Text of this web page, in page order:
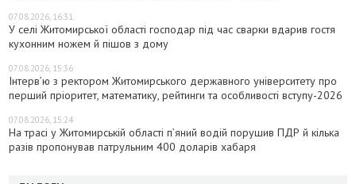
07.08.2026, 16:31
У селі Житомирської області господар під час сварки вдарив гостя
кухонним ножем й пішов з дому
07.08.2026, 15:36
Інтерв’ю з ректором Житомирського державного університету про
перший пріоритет, математику, рейтинги та особливості вступу-2026
07.08.2026, 15:24
На трасі у Житомирській області п’яний водій порушив ПДР й кілька
разів пропонував патрульним 400 доларів хабаря